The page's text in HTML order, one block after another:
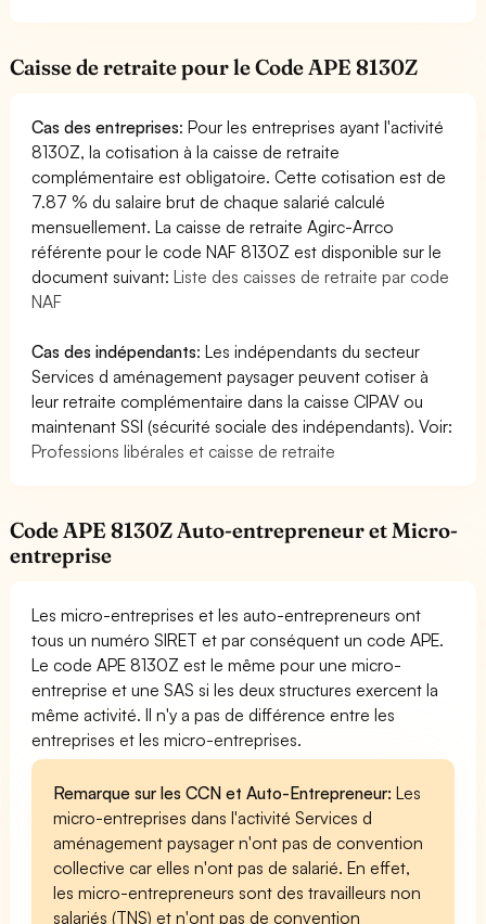
Caisse de retraite pour le Code APE 8130Z
Cas des entreprises: Pour les entreprises ayant l'activité
8130Z, la cotisation à la caisse de retraite
complémentaire est obligatoire. Cette cotisation est de
7.87 % du salaire brut de chaque salarié calculé
mensuellement. La caisse de retraite Agirc-Arrco
référente pour le code NAF 8130Z est disponible sur le
document suivant:Liste des caisses de retraite par code
NAF
Cas des indépendants: Les indépendants du secteur
Services d aménagement paysager peuvent cotiser à
leur retraite complémentaire dans la caisse CIPAV ou
maintenant SSI (sécurité sociale des indépendants). Voir:
Professions libérales et caisse de retraite
Code APE 8130Z Auto-entrepreneur et Micro-
entreprise
Les micro-entreprises et les auto-entrepreneurs ont
tous un numéro SIRET et par conséquent un code APE.
Le code APE 8130Z est le même pour une micro-
entreprise et une SAS si les deux structures exercent la
même activité. Il n'y a pas de différence entre les
entreprises et les micro-entreprises.
Remarque sur les CCN et Auto-Entrepreneur: Les
micro-entreprises dans l'activité Services d
aménagement paysager n'ont pas de convention
collective car elles n'ont pas de salarié. En effet,
les micro-entrepreneurs sont des travailleurs non
salariés (TNS) et n'ont pas de convention